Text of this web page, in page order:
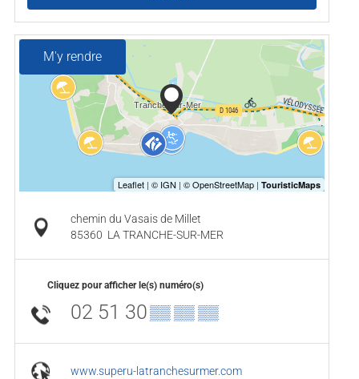
M'y rendre
chemin du Vasais de Millet
85360 LA TRANCHE-SUR-MER
Cliquez pour afficher le(s) numéro(s)
02 51 30▒▒ ▒▒ ▒▒
www.superu-latranchesurmer.com